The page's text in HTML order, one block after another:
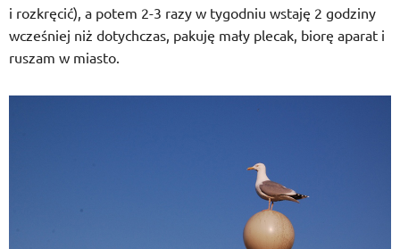
i rozkręcić), a potem 2-3 razy w tygodniu wstaję 2 godziny
wcześniej niż dotychczas, pakuję mały plecak, biorę aparat i
ruszam w miasto.